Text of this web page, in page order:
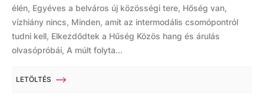
élén, Egyéves a belváros új közösségi tere, Hőség van,
vízhiány nincs, Minden, amit az intermodális csomópontról
tudni kell, Elkezdődtek a Hűség Közös hang és árulás
olvasópróbái, A múlt folyta...
LETÖLTÉS